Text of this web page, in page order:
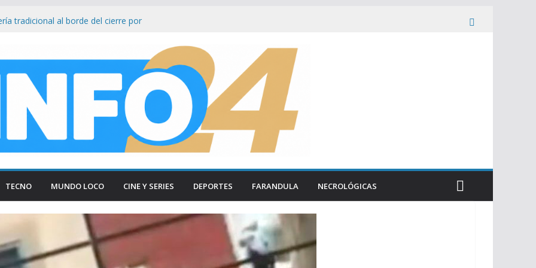
tradicional al borde del cierre por
respeto»
Lynch bajo el ojo: Senador ataca ley
facilita su venta a foráneos
municipal tras ser hallada en
Paraná
testimonio clave de Javier
Cuadernos
TECNO MUNDO LOCO CINE Y SERIES DEPORTES FARANDULA NECROLÓGICAS